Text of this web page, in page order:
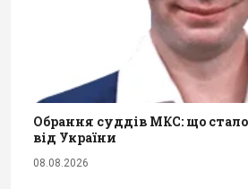
Обрання суддів МКС: що
від України
08.08.2026